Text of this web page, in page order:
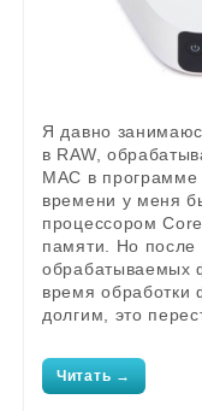
Я давно
в RAW,
MAC в
времени у меня
процессором
памяти. Но
обрабатываемых
время обработки
долгим, это
Читать →